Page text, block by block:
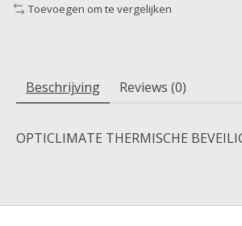
Toevoegen om te vergelijken
Beschrijving Reviews (0)
OPTICLIMATE THERMISCHE